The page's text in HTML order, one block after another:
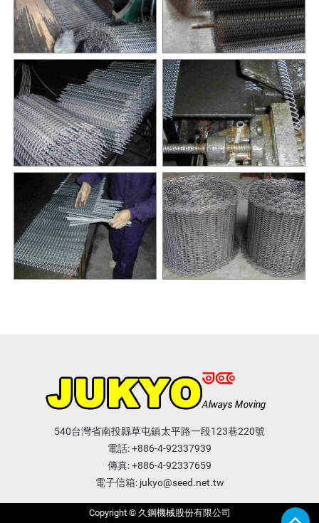
540台灣省南投縣草屯鎮太平路一段123巷220號
電話:+886-4-92337939
傳真: +886-4-92337659
電子信箱: jukyo@seed.net.tw
Copyright © 久鋼機械股份有限公司